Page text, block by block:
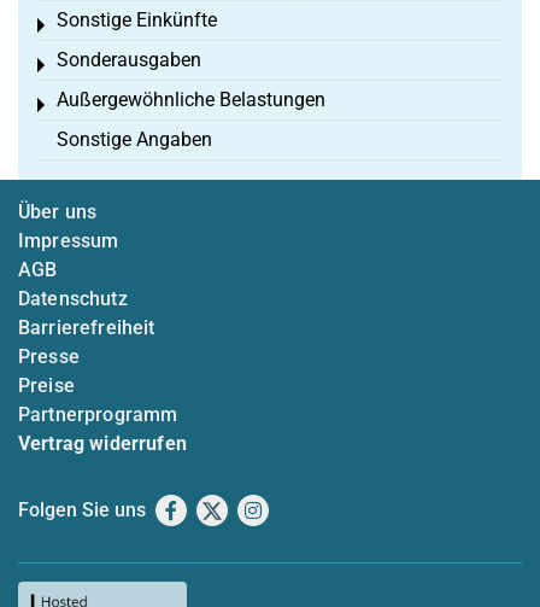
Sonstige Einkünfte
Toggle menu
Sonderausgaben
Toggle menu
Außergewöhnliche Belastungen
Toggle menu
Sonstige Angaben
Über uns
Impressum
AGB
Datenschutz
Barrierefreiheit
Presse
Preise
Partnerprogramm
Vertrag widerrufen
Folgen Sie uns Facebook
X Instagram